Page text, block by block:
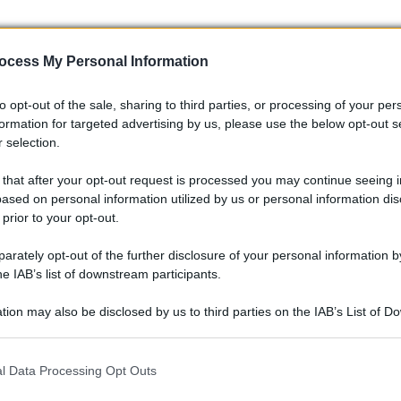
My Personal Information
opt-out of the sale, sharing to third parties, or processing of your
for targeted advertising by us, please use the below opt-out
selection.
that after your opt-out request is processed you may continue seeing
on personal information utilized by us or personal information
to your opt-out.
opt-out of the further disclosure of your personal information
IAB’s list of downstream participants.
may also be disclosed by us to third parties on the IAB’s List of
including but not limited to your visit or usage behaviour. You may click
Data Processing Opt Outs
che si sta creando intorno a questa app. Gli utenti
creando un’atmosfera di supporto e collaborazione. Chi
con molti utenti che lodano la sua semplicità e